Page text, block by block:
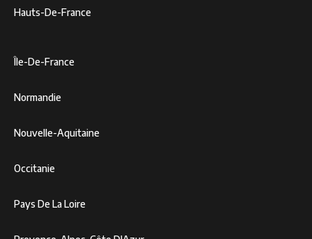
Hauts-De-France
Île-De-France
Normandie
Nouvelle-Aquitaine
Occitanie
Pays De La Loire